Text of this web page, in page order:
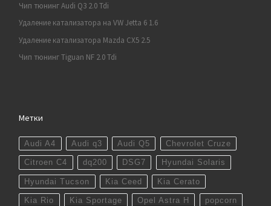
Чип тюнинг Audi Q3 2.0 Tdi
Удаление катализатора на VW Jetta 6 1.6
Удаление катализатора Mazda CX5 2.5
Чип тюнинг Tiguan NF 2.0 Tdi
Метки
Audi A4 Audi q3 Audi Q5 Chevrolet Cruze
Citroen C4 dq200 DSG7 Hyundai Solaris
Hyundai Tucson Kia Ceed Kia Cerato
Kia Rio Kia Sportage Opel Astra H popcorn